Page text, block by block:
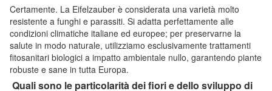
Certamente. La Eifelzauber è considerata una varietà molto
resistente a funghi e parassiti. Si adatta perfettamente alle
condizioni climatiche italiane ed europee; per preservarne la
salute in modo naturale, utilizziamo esclusivamente trattamenti
fitosanitari biologici a impatto ambientale nullo, garantendo piante
robuste e sane in tutta Europa.
Quali sono le particolarità dei fiori e dello sviluppo di